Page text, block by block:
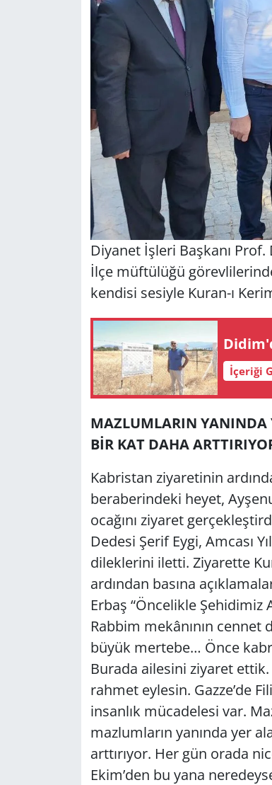
Diyanet İşleri Başkanı
İlçe müftülüğü
kendisi sesiyle Kuran-ı
İçeriği
MAZLUMLARIN YANINDA
BİR KAT DAHA
Kabristan ziyaretinin
beraberindeki heyet,
ocağını ziyaret
Dedesi Şerif Eygi, Amcası
dileklerini iletti. Ziyarette
ardından basına
Erbaş “Öncelikle Şehidimiz
Rabbim mekânının
büyük mertebe… Önce
Burada ailesini ziyaret ettik.
rahmet eylesin. Gazze’de
insanlık mücadelesi var.
mazlumların yanında yer
arttırıyor. Her gün orada
Ekim’den bu yana